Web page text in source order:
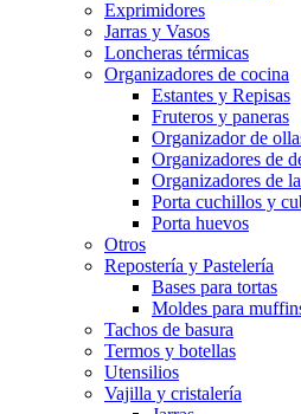
Exprimidores
Jarras y Vasos
Loncheras térmicas
Organizadores de cocina
Estantes y Repisas
Fruteros y paneras
Organizador de
Organizadores de
Organizadores de
Porta cuchillos y
Porta huevos
Otros
Repostería y Pastelería
Bases para tortas
Moldes para
Tachos de basura
Termos y botellas
Utensilios
Vajilla y cristalería